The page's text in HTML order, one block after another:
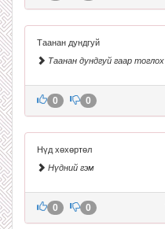
Таанан дундгуй
Таанан дундгуй гаар тоглох
0 0
Нүд хөхөртөл
Нүдний гэм
0 0